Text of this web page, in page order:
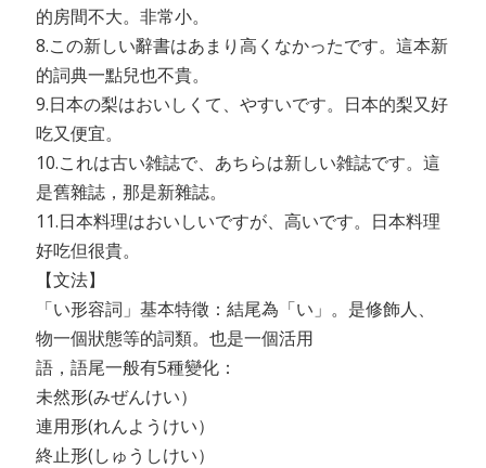
的房間不大。非常小。
8.この新しい辭書はあまり高くなかったです。這本新
的詞典一點兒也不貴。
9.日本の梨はおいしくて、やすいです。日本的梨又好
吃又便宜。
10.これは古い雑誌で、あちらは新しい雑誌です。這
是舊雜誌，那是新雜誌。
11.日本料理はおいしいですが、高いです。日本料理
好吃但很貴。
【文法】
「い形容詞」基本特徵：結尾為「い」。是修飾人、
物一個狀態等的詞類。也是一個活用
語，語尾一般有5種變化：
未然形(みぜんけい）
連用形(れんようけい）
終止形(しゅうしけい）